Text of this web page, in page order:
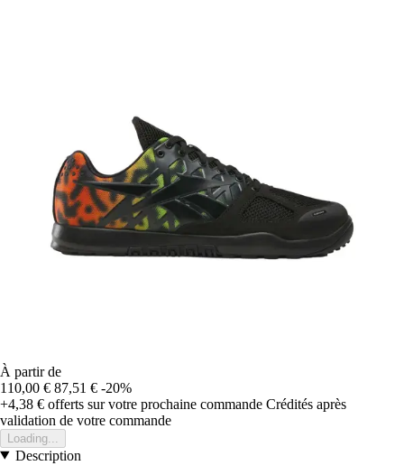
À partir de
110,00 € 87,51 € -20%
+4,38 € offerts sur votre prochaine commande Crédités après
validation de votre commande
Loading...
Description